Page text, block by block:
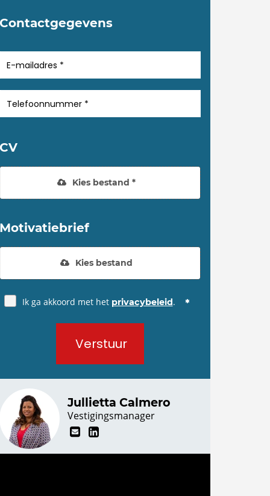
Jullietta Calmero
Vestigingsmanager
Contactgegevens
CV
Kies bestand *
Motivatiebrief
Kies bestand
Ik ga akkoord met het privacybeleid.
Verstuur